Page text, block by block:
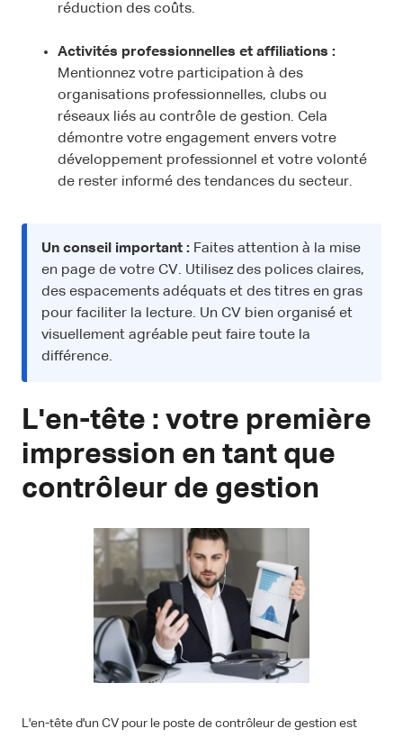
réduction des coûts.
Activités professionnelles et affiliations :
Mentionnez votre participation à des
organisations professionnelles, clubs ou
réseaux liés au contrôle de gestion. Cela
démontre votre engagement envers votre
développement professionnel et votre volonté
de rester informé des tendances du secteur.
Un conseil important : Faites attention à la mise
en page de votre CV. Utilisez des polices claires,
des espacements adéquats et des titres en gras
pour faciliter la lecture. Un CV bien organisé et
visuellement agréable peut faire toute la
différence.
L'en-tête : votre première
impression en tant que
contrôleur de gestion
L'en-tête d'un CV pour le poste de contrôleur de gestion est